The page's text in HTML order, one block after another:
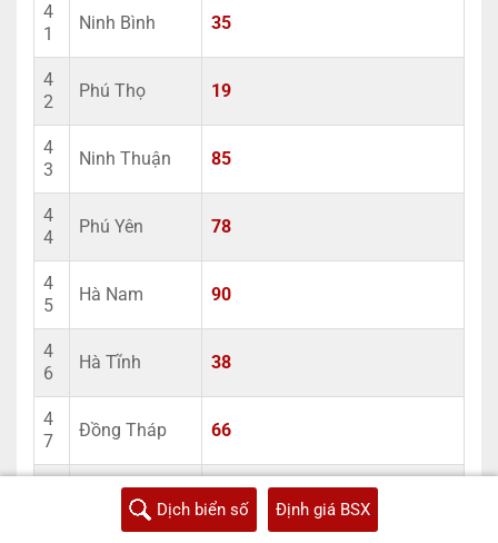
4
1
Ninh Bình 35
4
2
Phú Thọ 19
4
3
Ninh Thuận 85
4
4
Phú Yên 78
4
5
Hà Nam 90
4
6
Hà Tĩnh 38
4
7
Đồng Tháp 66
Sóc Trăng 83
Dịch biển số Định giá BSX